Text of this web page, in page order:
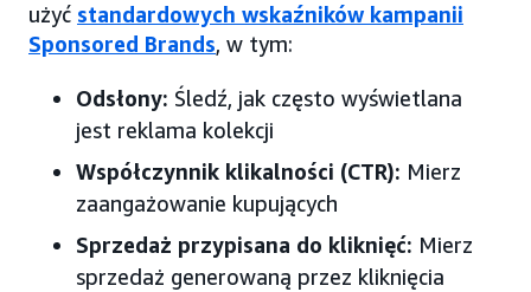
użyć standardowych wskaźników kampanii
Sponsored Brands, w tym:
Odsłony: Śledź, jak często wyświetlana
jest reklama kolekcji
Współczynnik klikalności (CTR): Mierz
zaangażowanie kupujących
Sprzedaż przypisana do kliknięć: Mierz
sprzedaż generowaną przez kliknięcia